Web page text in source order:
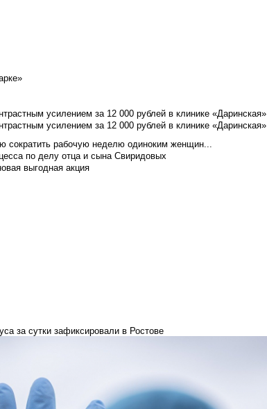
усилением за 12 000 рублей в клинике «Даринская»
усилением за 12 000 рублей в клинике «Даринская»
сократить рабочую неделю одиноким женщин...
по делу отца и сына Свиридовых
выгодная акция
за сутки зафиксировали в Ростове